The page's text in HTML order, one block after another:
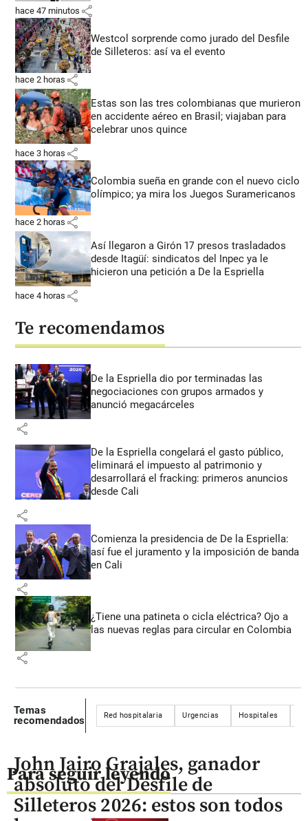
hace 47 minutos share
Westcol sorprende como jurado del Desfile
de Silleteros: así va el evento
hace 2 horas share
Estas son las tres colombianas que murieron
en accidente aéreo en Brasil; viajaban para
celebrar unos quince
hace 3 horas share
Colombia sueña en grande con el nuevo ciclo
olímpico; ya mira los Juegos Suramericanos
hace 2 horas share
Así llegaron a Girón 17 presos trasladados
desde Itagüí: sindicatos del Inpec ya le
hicieron una petición a De la Espriella
hace 4 horas share
Te recomendamos
De la Espriella dio por terminadas las
negociaciones con grupos armados y
anunció megacárceles
share
De la Espriella congelará el gasto público,
eliminará el impuesto al patrimonio y
desarrollará el fracking: primeros anuncios
desde Cali
share
Comienza la presidencia de De la Espriella:
así fue el juramento y la imposición de banda
en Cali
share
¿Tiene una patineta o cicla eléctrica? Ojo a
las nuevas reglas para circular en Colombia
share
Temas
recomendados
Red hospitalaria Urgencias Hospitales
Para seguir leyendo
John Jairo Grajales, ganador
absoluto del Desfile de
Silleteros 2026: estos son todos